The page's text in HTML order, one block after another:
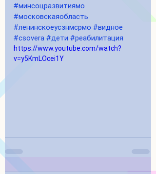
#минсоцразвитиямо
#московскаяобласть
#ленинскоеусзнмсрмо #видное
#csovera #дети #реабилитация
https://www.youtube.com/watch?
v=y5KmLOcei1Y